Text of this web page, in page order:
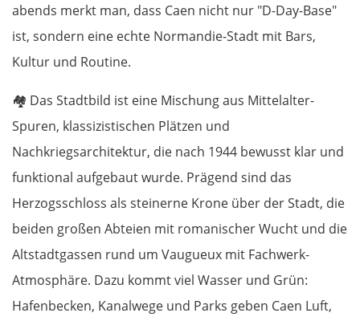
abends merkt man, dass Caen nicht nur "D-Day-Base"
ist, sondern eine echte Normandie-Stadt mit Bars,
Kultur und Routine.
🏘️ Das Stadtbild ist eine Mischung aus Mittelalter-
Spuren, klassizistischen Plätzen und
Nachkriegsarchitektur, die nach 1944 bewusst klar und
funktional aufgebaut wurde. Prägend sind das
Herzogsschloss als steinerne Krone über der Stadt, die
beiden großen Abteien mit romanischer Wucht und die
Altstadtgassen rund um Vaugueux mit Fachwerk-
Atmosphäre. Dazu kommt viel Wasser und Grün:
Hafenbecken, Kanalwege und Parks geben Caen Luft,